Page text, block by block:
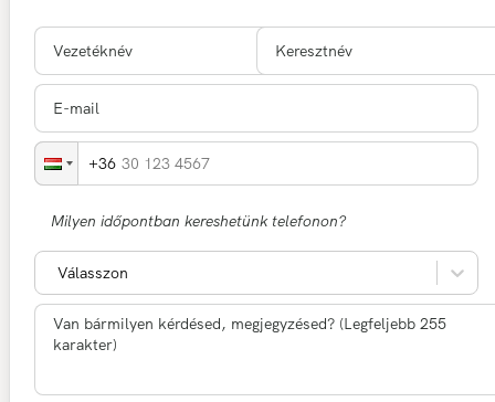
30 123 4567
Milyen időpontban kereshetünk telefonon?
Válasszon